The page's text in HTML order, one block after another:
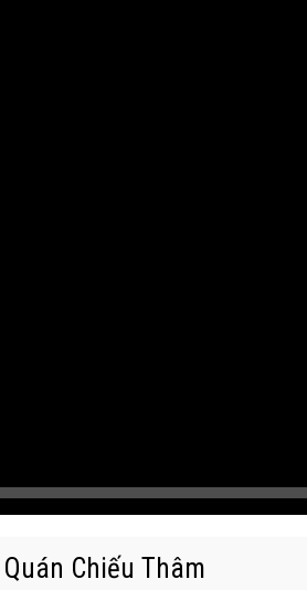
Chiếu Thâm